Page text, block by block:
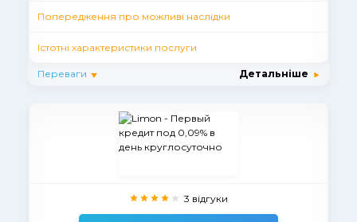
Попередження про можливі наслідки
Істотні характеристики послуги
Переваги Детальніше
3 відгуки